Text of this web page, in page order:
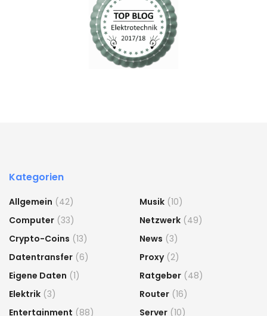
Kategorien
Allgemein (42)
Computer (33)
Crypto-Coins (13)
Datentransfer (6)
Eigene Daten (1)
Elektrik (3)
Entertainment (88)
Musik (10)
Netzwerk (49)
News (3)
Proxy(2)
Ratgeber (48)
Router (16)
Server (10)